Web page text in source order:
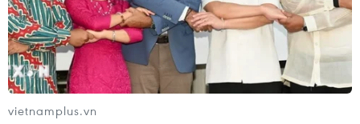
18/09/2018 09:02
Ủy ban sông Mekong Việt Nam hiện đã lập cơ sở dữ
liệu về các tác động của Dự án thủy điện dòng chính
Pak Lay, chia sẻ, kịp thời cập nhật thông tin đến các địa
phương trong khu vực ĐBSCL.
vietnamplus.vn